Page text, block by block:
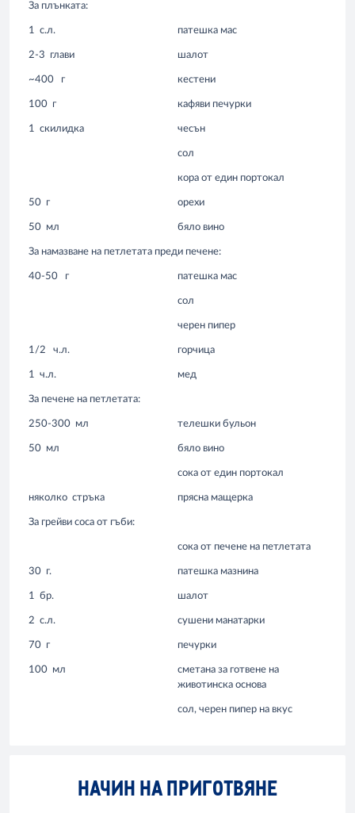
За плънката:
1 с.л. патешка мас
2-3 глави шалот
~400 г кестени
100 г кафяви печурки
1 скилидка чесън
сол
кора от един портокал
50 г орехи
50 мл бяло вино
За намазване на петлетата преди печене:
40-50 г патешка мас
сол
черен пипер
1/2 ч.л. горчица
1 ч.л. мед
За печене на петлетата:
250-300 мл телешки бульон
50 мл бяло вино
сока от един портокал
няколко стръка прясна мащерка
За грейви соса от гъби:
сока от печене на петлетата
30 г. патешка мазнина
1 бр. шалот
2 с.л. сушени манатарки
70 г печурки
100 мл
сметана за готвене на
животинска основа
сол, черен пипер на вкус
НАЧИН НА ПРИГОТВЯНЕ